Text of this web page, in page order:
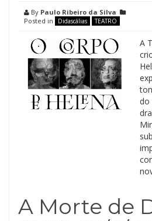
By Paulo Ribeiro da Silva
Posted in
Didascálias TEATRO
A
do
A Morte de